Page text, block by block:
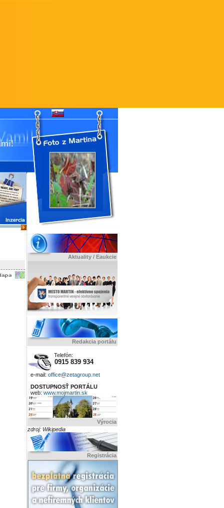
Aktuality / Eaukcie
Redakcia portálu
Telefón:
0915 839 934
e-mail: office@zetagroup.net
DOSTUPNOSŤ PORTÁLU
web: www.mojmartin.sk
Výrocia
zdroj: Wikipedia
Registrácia